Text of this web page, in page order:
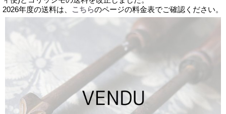
2026年度の送料は、
こちらのページの料金表でご確認ください。